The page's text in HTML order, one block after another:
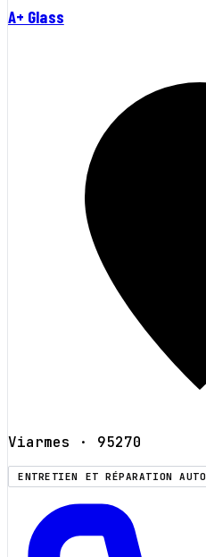
A+ Glass
Viarmes · 95270
ENTRETIEN ET RÉPARATION AUTO